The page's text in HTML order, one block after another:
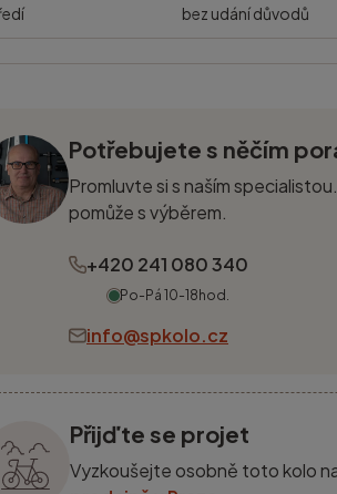
bez udání důvodů
Potřebujete s něčím
Promluvte si s naším
pomůže s výběrem.
+420 241 080 340
Po-Pá 10-18hod.
info@spkolo.cz
Přijďte se projet
Vyzkoušejte osobně toto kolo